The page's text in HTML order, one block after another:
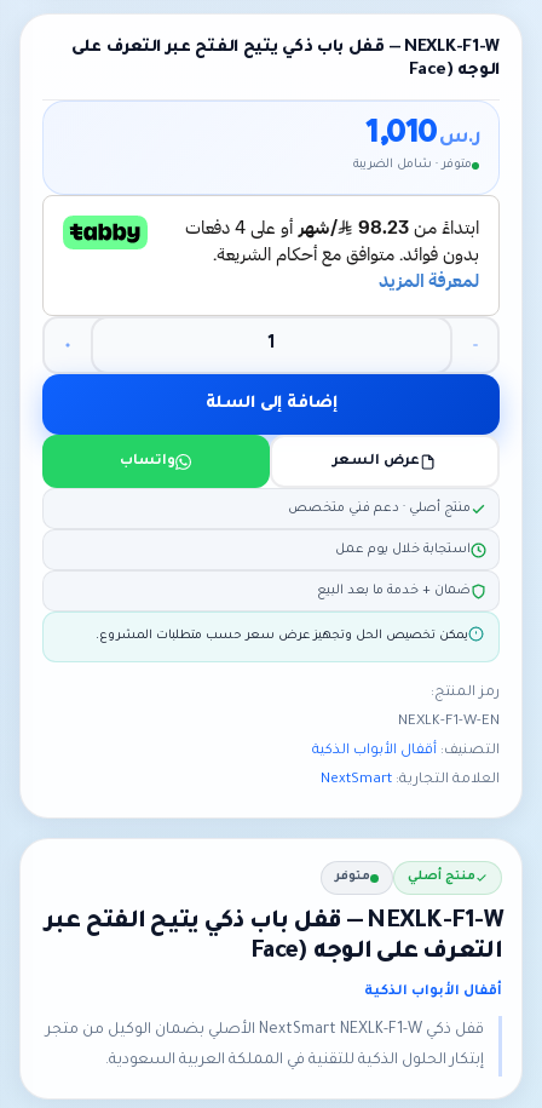
NEXLK-F1-W — قفل باب ذكي يتيح الفتح عبر التعرف على
الوجه (Face
ر.س1,010
متوفر · شامل الضريبة
إضافة إلى السلة
عرض السعر واتساب
منتج أصلي · دعم فني متخصص
استجابة خلال يوم عمل
ضمان + خدمة ما بعد البيع
يمكن تخصيص الحل وتجهيز عرض سعر حسب متطلبات المشروع.
رمز المنتج:
NEXLK-F1-W-EN
التصنيف: أقفال الأبواب الذكية
العلامة التجارية: NextSmart
منتج أصلي متوفر
NEXLK-F1-W — قفل باب ذكي يتيح الفتح عبر
التعرف على الوجه (Face
أقفال الأبواب الذكية
قفل ذكي NextSmart NEXLK-F1-W الأصلي بضمان الوكيل من متجر
إبتكار الحلول الذكية للتقنية في المملكة العربية السعودية.